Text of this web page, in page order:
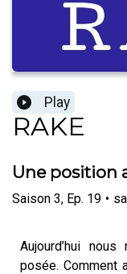
Play
RAKE
Une position
Saison 3, Ep. 19 •
Aujourd’hui
posée. Comment